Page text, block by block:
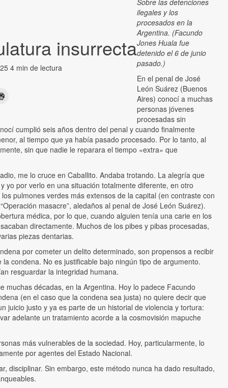
insurrecta
4 min de lectura
Sobre las detenciones
ilegales y los
procesados en la
Argentina. (Facundo
Jones Huala fue
detenido el 6 de junio
pasado.)
En el penal de José
León Suárez (Buenos
Aires) conocí a muchas
personas jóvenes
procesadas sin
cumplió seis años dentro del penal y cuando finalmente
al tiempo que ya había pasado procesado. Por lo tanto, al
sin que nadie le reparara el tiempo «extra» que
me lo cruce en Caballito. Andaba trotando. La alegría que
yo por verlo en una situación totalmente diferente, en otro
pulmones verdes más extensos de la capital (en contraste con
masacre”, aledaños al penal de José León Suárez).
médica, por lo que, cuando alguien tenía una carie en los
directamente. Muchos de los pibes y pibas procesadas,
piezas dentarias.
por cometer un delito determinado, son propensos a recibir
condena. No es justificable bajo ningún tipo de argumento.
resguardar la integridad humana.
muchas décadas, en la Argentina. Hoy lo padece Facundo
(en el caso que la condena sea justa) no quiere decir que
juicio justo y ya es parte de un historial de violencia y tortura:
adelante un tratamiento acorde a la cosmovisión mapuche
más vulnerables de la sociedad. Hoy, particularmente, lo
por agentes del Estado Nacional.
disciplinar. Sin embargo, este método nunca ha dado resultado,